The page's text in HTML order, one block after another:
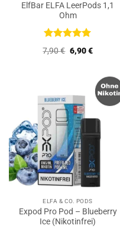
ElfBar ELFA LeerPods 1,1
Ohm
Bewertet
mit 5 von
7,90€ Ursprünglicher
Preis
6,90€Aktueller
ELFA & CO. PODS
Expod Pro Pod – Blueberry
Ice (Nikotinfrei)